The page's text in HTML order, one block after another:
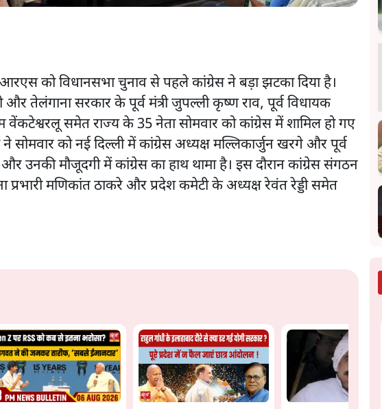
को विधानसभा चुनाव से पहले कांग्रेस ने बड़ा झटका दिया है।
और तेलंगाना सरकार के पूर्व मंत्री जुपल्ली कृष्ण राव, पूर्व विधायक
वेंकटेश्वरलू समेत राज्य के 35 नेता सोमवार को कांग्रेस में शामिल हो गए
ने सोमवार को नई दिल्ली में कांग्रेस अध्यक्ष मल्लिकार्जुन खरगे और पूर्व
उनकी मौजूदगी में कांग्रेस का हाथ थामा है। इस दौरान कांग्रेस संगठन
मणिकांत ठाकरे और प्रदेश कमेटी के अध्यक्ष रेवंत रेड्डी समेत